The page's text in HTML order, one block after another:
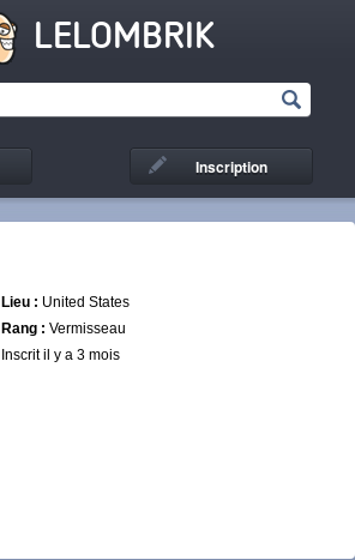
LELOMBRIK
Inscription
Lieu : United States
Rang : Vermisseau
Inscrit il y a 3 mois